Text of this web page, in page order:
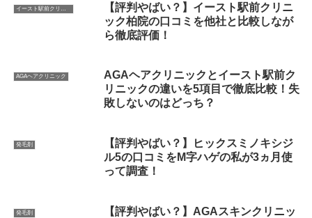
【評判やばい？】イースト駅前クリニ
ック柏院の口コミを他社と比較しなが
ら徹底評価！
AGAヘアクリニック
AGAヘアクリニックとイースト駅前ク
リニックの違いを5項目で徹底比較！失
敗しないのはどっち？
発毛剤
【評判やばい？】ヒックスミノキシジ
ル5の口コミをM字ハゲの私が3ヵ月使
って調査！
発毛剤
【評判やばい？】AGAスキンクリニッ